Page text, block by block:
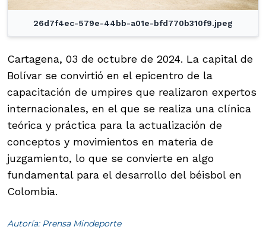
26d7f4ec-579e-44bb-a01e-bfd770b310f9.jpeg
Cartagena, 03 de octubre de 2024. La capital de
Bolívar se convirtió en el epicentro de la
capacitación de umpires que realizaron expertos
internacionales, en el que se realiza una clínica
teórica y práctica para la actualización de
conceptos y movimientos en materia de
juzgamiento, lo que se convierte en algo
fundamental para el desarrollo del béisbol en
Colombia.
Autoría: Prensa Mindeporte